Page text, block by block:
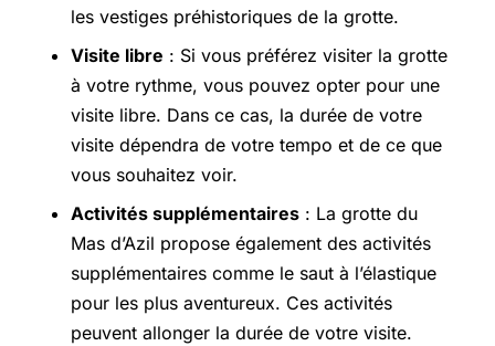
les vestiges préhistoriques de la grotte.
Visite libre : Si vous préférez visiter la grotte
à votre rythme, vous pouvez opter pour une
visite libre. Dans ce cas, la durée de votre
visite dépendra de votre tempo et de ce que
vous souhaitez voir.
Activités supplémentaires : La grotte du
Mas d’Azil propose également des activités
supplémentaires comme le saut à l’élastique
pour les plus aventureux. Ces activités
peuvent allonger la durée de votre visite.